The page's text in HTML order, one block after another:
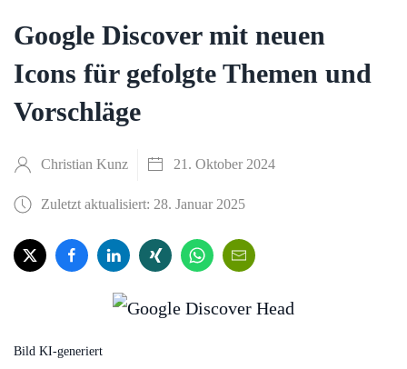
Google Discover mit neuen
Icons für gefolgte Themen und
Vorschläge
Christian Kunz 21. Oktober 2024
Zuletzt aktualisiert: 28. Januar 2025
Bild KI-generiert